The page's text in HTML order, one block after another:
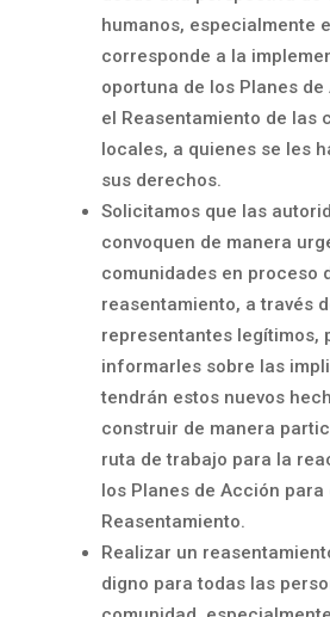
humanos, especialmente
corresponde a la
oportuna de los Planes
el Reasentamiento de las
locales, a quienes se les
sus derechos.
Solicitamos que las
convoquen de manera
comunidades en proceso
reasentamiento, a través
representantes legítimos,
informarles sobre las
tendrán estos nuevos
construir de manera
ruta de trabajo para la
los Planes de Acción para
Reasentamiento.
Realizar un
digno para todas las